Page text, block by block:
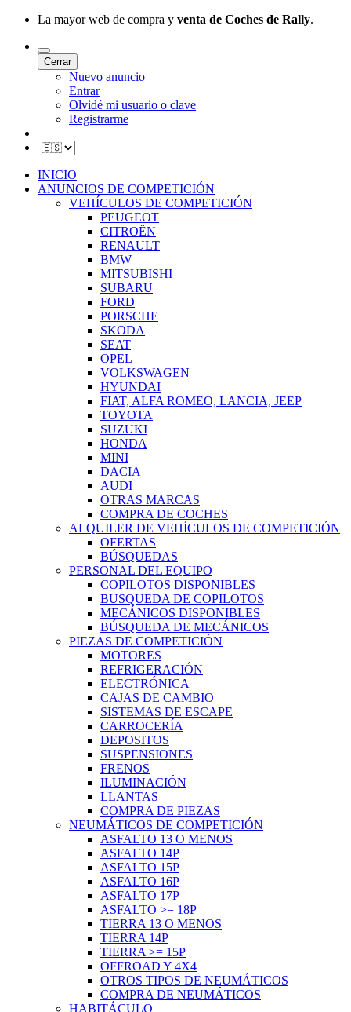
La mayor web de compra y venta de Coches de Rally.
Cerrar
Nuevo anuncio
Entrar
Olvidé mi usuario o clave
Registrarme
INICIO
ANUNCIOS DE COMPETICIÓN
VEHÍCULOS DE COMPETICIÓN
PEUGEOT
CITROËN
RENAULT
BMW
MITSUBISHI
SUBARU
FORD
PORSCHE
SKODA
SEAT
OPEL
VOLKSWAGEN
HYUNDAI
FIAT, ALFA ROMEO, LANCIA, JEEP
TOYOTA
SUZUKI
HONDA
MINI
DACIA
AUDI
OTRAS MARCAS
COMPRA DE COCHES
ALQUILER DE VEHÍCULOS DE COMPETICIÓN
OFERTAS
BÚSQUEDAS
PERSONAL DEL EQUIPO
COPILOTOS DISPONIBLES
BUSQUEDA DE COPILOTOS
MECÁNICOS DISPONIBLES
BÚSQUEDA DE MECÁNICOS
PIEZAS DE COMPETICIÓN
MOTORES
REFRIGERACIÓN
ELECTRÓNICA
CAJAS DE CAMBIO
SISTEMAS DE ESCAPE
CARROCERÍA
DEPOSITOS
SUSPENSIONES
FRENOS
ILUMINACIÓN
LLANTAS
COMPRA DE PIEZAS
NEUMÁTICOS DE COMPETICIÓN
ASFALTO 13 O MENOS
ASFALTO 14P
ASFALTO 15P
ASFALTO 16P
ASFALTO 17P
ASFALTO >= 18P
TIERRA 13 O MENOS
TIERRA 14P
TIERRA >= 15P
OFFROAD Y 4X4
OTROS TIPOS DE NEUMÁTICOS
COMPRA DE NEUMÁTICOS
HABITÁCULO